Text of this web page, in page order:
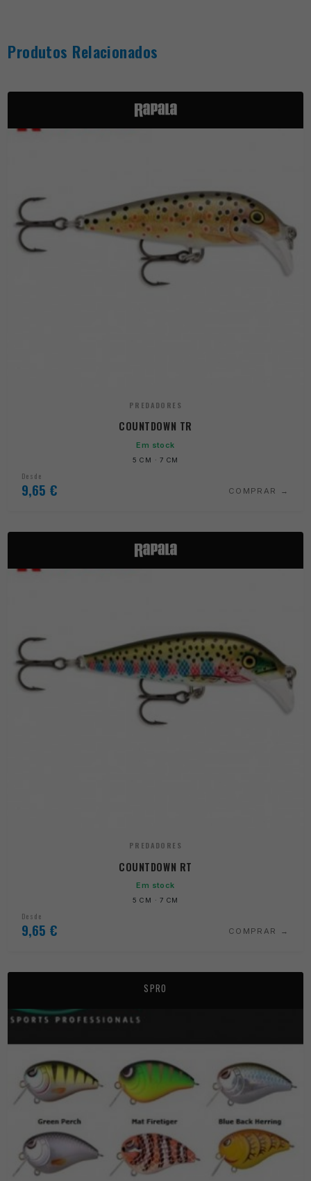
Produtos Relacionados
PREDADORES
COUNTDOWN TR
Em stock
5 CM · 7 CM
Desde
9,65 € COMPRAR
PREDADORES
COUNTDOWN RT
Em stock
5 CM · 7 CM
Desde
9,65 € COMPRAR
SPRO